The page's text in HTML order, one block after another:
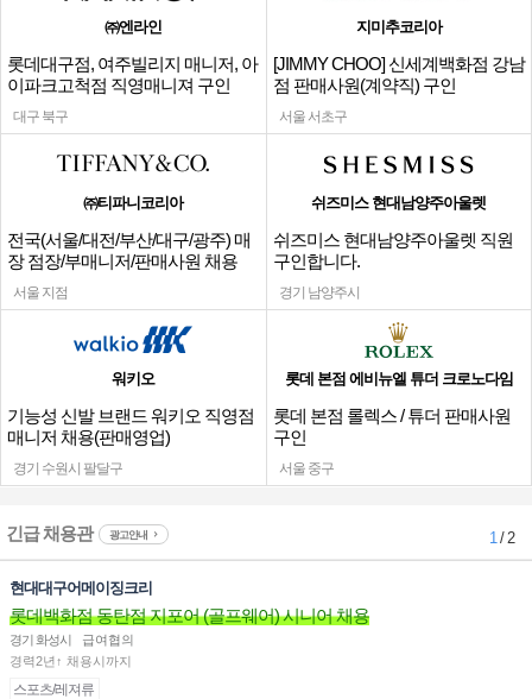
㈜엔라인
롯데대구점, 여주빌리지 매니저, 아
이파크고척점 직영매니져 구인
대구 북구
지미추코리아
[JIMMY CHOO] 신세계백화점 강남
점 판매사원(계약직) 구인
서울 서초구
㈜티파니코리아
전국(서울/대전/부산/대구/광주) 매
장 점장/부매니저/판매사원 채용
서울 지점
쉬즈미스 현대남양주아울렛
쉬즈미스 현대남양주아울렛 직원
구인합니다.
경기 남양주시
워키오
기능성 신발 브랜드 워키오 직영점
매니저 채용(판매영업)
경기 수원시 팔달구
롯데 본점 에비뉴엘 튜더 크로노다임
롯데 본점 롤렉스 / 튜더 판매사원
구인
서울 중구
긴급 채용관 광고안내 1/ 2
현대대구어메이징크리
롯데백화점 동탄점 지포어 (골프웨어) 시니어 채용
경기 화성시
급여협의
경력2년↑ 채용시까지
스포츠/레져류